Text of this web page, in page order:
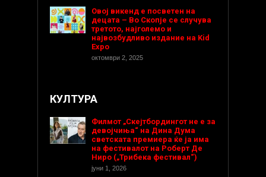
Овој викенд е посветен на
децата – Во Скопје се случува
третото, најголемо и
највозбудливо издание на Kid
Expo
октомври 2, 2025
КУЛТУРА
Филмот „Скејтбордингот не е за
девојчиња“ на Дина Дума
светската премиера ќе ја има
на фестивалот на Роберт Де
Ниро („Трибека фестивал“)
јуни 1, 2026